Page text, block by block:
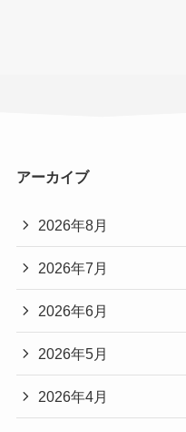
アーカイブ
2026年8月
2026年7月
2026年6月
2026年5月
2026年4月